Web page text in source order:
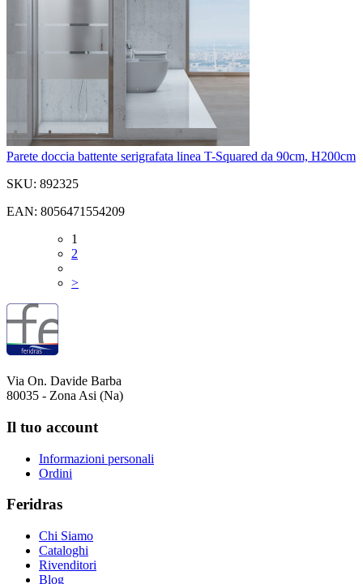
Parete doccia battente serigrafata linea T-Squared da 90cm, H200cm
SKU: 892325
EAN: 8056471554209
1
2
>
Via On. Davide Barba
80035 - Zona Asi (Na)
Il tuo account
Informazioni personali
Ordini
Feridras
Chi Siamo
Cataloghi
Rivenditori
Blog